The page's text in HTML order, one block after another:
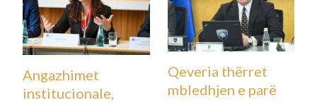
Angazhimet
institucionale,
Qeveria thërret
mbledhjen e parë